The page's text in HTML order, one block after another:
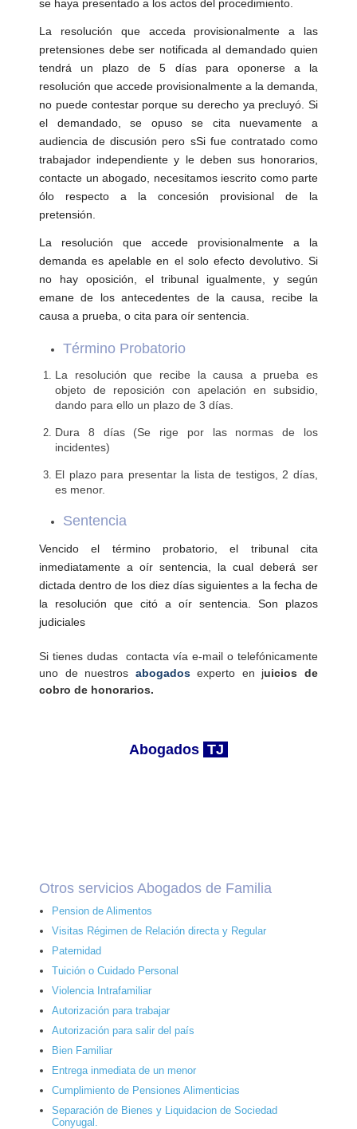
se haya presentado a los actos del procedimiento.
La resolución que acceda provisionalmente a las
pretensiones debe ser notificada al demandado quien
tendrá un plazo de 5 días para oponerse a la
resolución que accede provisionalmente a la demanda,
no puede contestar porque su derecho ya precluyó. Si
el demandado, se opuso se cita nuevamente a
audiencia de discusión pero sSi fue contratado como
trabajador independiente y le deben sus honorarios,
contacte un abogado, necesitamos iescrito como parte
ólo respecto a la concesión provisional de la
pretensión.
La resolución que accede provisionalmente a la
demanda es apelable en el solo efecto devolutivo. Si
no hay oposición, el tribunal igualmente, y según
emane de los antecedentes de la causa, recibe la
causa a prueba, o cita para oír sentencia.
Término Probatorio
La resolución que recibe la causa a prueba es
objeto de reposición con apelación en subsidio,
dando para ello un plazo de 3 días.
Dura 8 días (Se rige por las normas de los
incidentes)
El plazo para presentar la lista de testigos, 2 días,
es menor.
Sentencia
Vencido el término probatorio, el tribunal cita
inmediatamente a oír sentencia, la cual deberá ser
dictada dentro de los diez días siguientes a la fecha de
la resolución que citó a oír sentencia. Son plazos
judiciales
Si tienes dudas contacta vía e-mail o telefónicamente
uno de nuestros abogadosexperto en juicios de
cobro de honorarios.
Abogados TJ
Otros servicios Abogados de Familia
Pension de Alimentos
Visitas Régimen de Relación directa y Regular
Paternidad
Tuición o Cuidado Personal
Violencia Intrafamiliar
Autorización para trabajar
Autorización para salir del país
Bien Familiar
Entrega inmediata de un menor
Cumplimiento de Pensiones Alimenticias
Separación de Bienes y Liquidacion de Sociedad
Conyugal.